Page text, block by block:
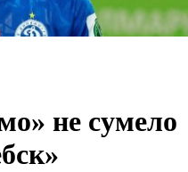
не сумело